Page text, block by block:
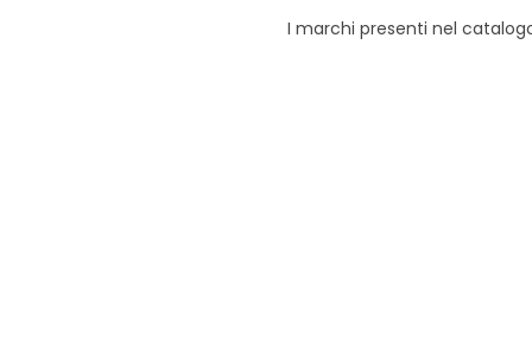
I marchi presenti nel